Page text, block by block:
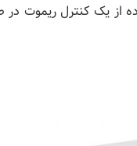
یک کنترل ریموت در